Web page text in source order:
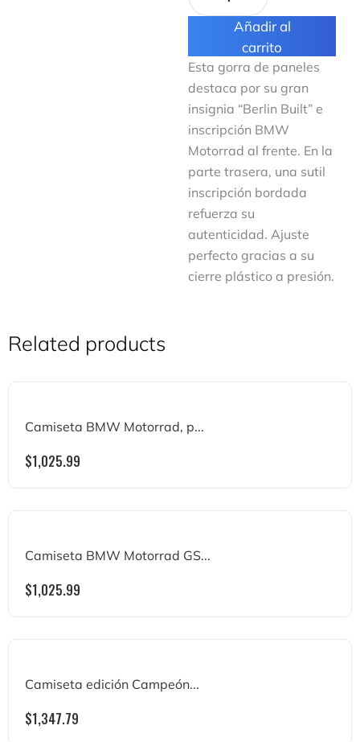
Añadir al
carrito
Esta gorra de paneles
destaca por su gran
insignia “Berlin Built” e
inscripción BMW
Motorrad al frente. En la
parte trasera, una sutil
inscripción bordada
refuerza su
autenticidad. Ajuste
perfecto gracias a su
cierre plástico a presión.
Related products
Camiseta BMW Motorrad, p...
$1,025.99
Camiseta BMW Motorrad GS...
$1,025.99
Camiseta edición Campeón...
$1,347.79